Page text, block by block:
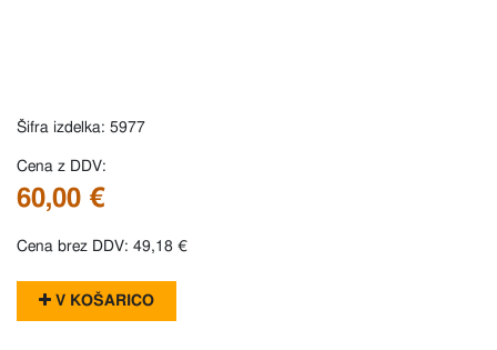
Šifra izdelka: 5977
Cena z DDV:
60,00 €
Cena brez DDV: 49,18 €
V KOŠARICO